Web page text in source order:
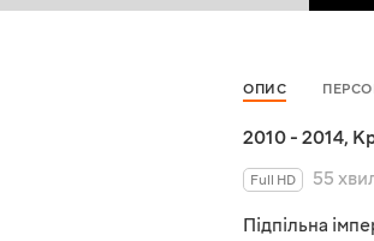
ОПИС
2010 - 2014,
Full HD
55
Підпільна